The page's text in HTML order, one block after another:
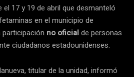
17 y 19 de abril que desmanteló
en el municipio de
no oficialde personas
ciudadanos estadounidenses.
titular de la unidad, informó